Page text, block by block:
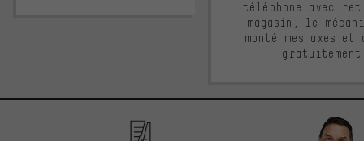
téléphone avec
magasin, le
monté mes axes et